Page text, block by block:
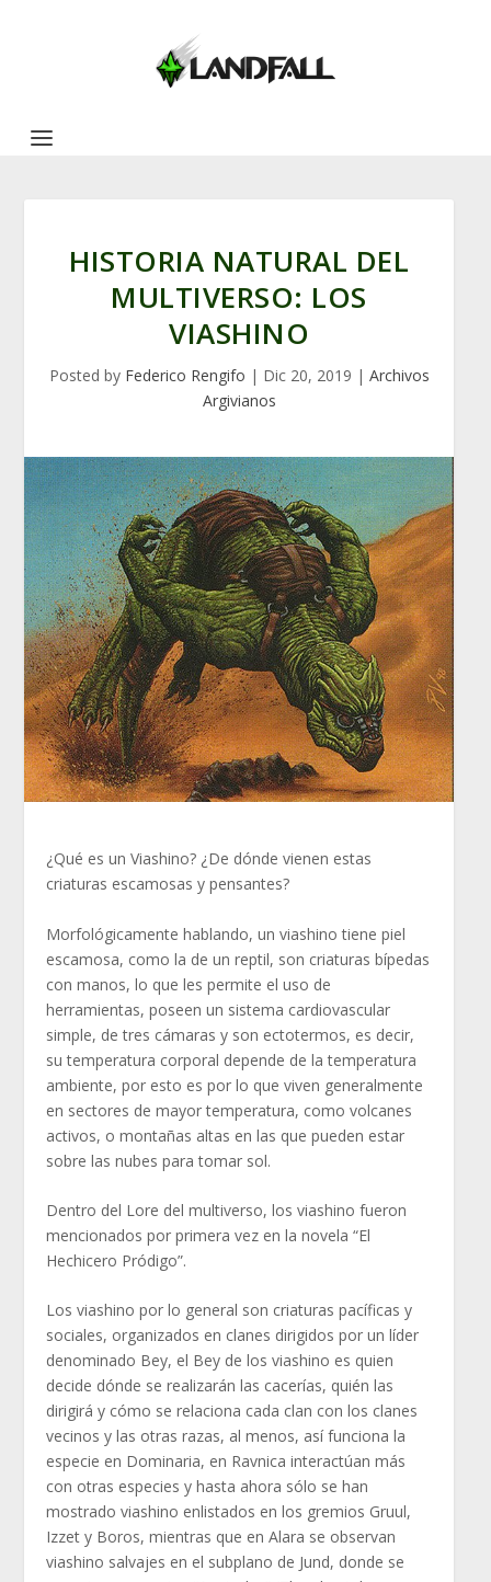
HISTORIA NATURAL DEL
MULTIVERSO: LOS
VIASHINO
Posted by Federico Rengifo | Dic 20, 2019 | Archivos
Argivianos
¿Qué es un Viashino? ¿De dónde vienen estas
criaturas escamosas y pensantes?
Morfológicamente hablando, un viashino tiene piel
escamosa, como la de un reptil, son criaturas bípedas
con manos, lo que les permite el uso de
herramientas, poseen un sistema cardiovascular
simple, de tres cámaras y son ectotermos, es decir,
su temperatura corporal depende de la temperatura
ambiente, por esto es por lo que viven generalmente
en sectores de mayor temperatura, como volcanes
activos, o montañas altas en las que pueden estar
sobre las nubes para tomar sol.
Dentro del Lore del multiverso, los viashino fueron
mencionados por primera vez en la novela “El
Hechicero Pródigo”.
Los viashino por lo general son criaturas pacíficas y
sociales, organizados en clanes dirigidos por un líder
denominado Bey, el Bey de los viashino es quien
decide dónde se realizarán las cacerías, quién las
dirigirá y cómo se relaciona cada clan con los clanes
vecinos y las otras razas, al menos, así funciona la
especie en Dominaria, en Ravnica interactúan más
con otras especies y hasta ahora sólo se han
mostrado viashino enlistados en los gremios Gruul,
Izzet y Boros, mientras que en Alara se observan
viashino salvajes en el subplano de Jund, donde se